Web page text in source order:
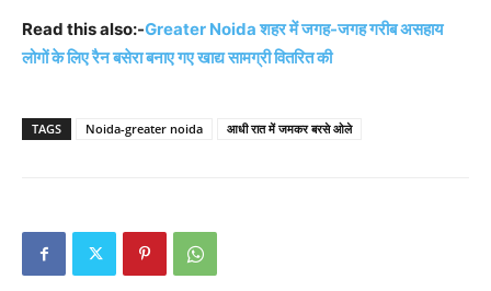
Read this also:-Greater Noida शहर में जगह-जगह गरीब असहाय
लोगों के लिए रैन बसेरा बनाए गए खाद्य सामग्री वितरित की
TAGS Noida-greater noida आधी रात में जमकर बरसे ओले